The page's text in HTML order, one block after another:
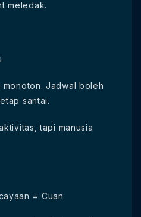
meledak.
Jadwal boleh
santai.
tapi manusia
= Cuan